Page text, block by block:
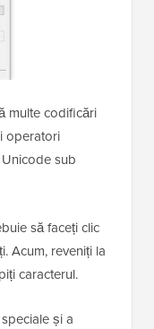
multe codificări
operatori
sub
să faceți clic
Acum, reveniți la
caracterul.
și a